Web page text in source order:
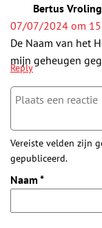
Bertus Vroling
07/07/2024 om
De Naam van het
mijn geheugen
Reply
Vereiste velden zijn
gepubliceerd.
Naam *